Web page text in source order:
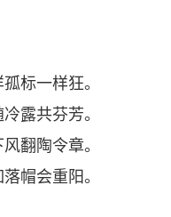
标一样狂。
露共芬芳。
翻陶令章。
帽会重阳。